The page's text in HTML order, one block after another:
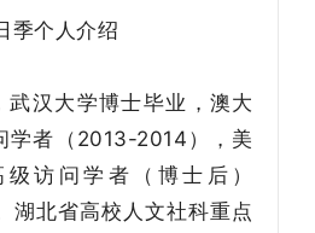
季个人介绍
武汉大学博士毕业，澳大
学者（2013-2014），美
访问学者（博士后）
湖北省高校人文社科重点